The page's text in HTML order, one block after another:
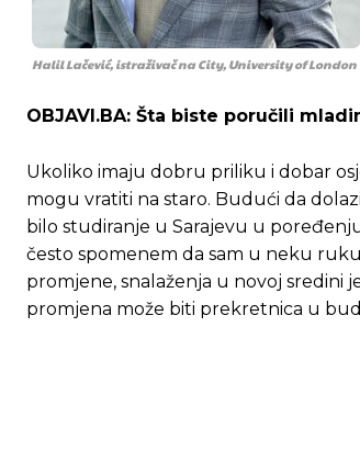
Halil Lačević, istraživač na City, University of London
OBJAVI.BA: Šta biste poručili
Ukoliko imaju dobru priliku i dobar
mogu vratiti na staro. Budući da
bilo studiranje u Sarajevu u
često spomenem da sam u neku
promjene, snalaženja u novoj sredini
promjena može biti prekretnica u